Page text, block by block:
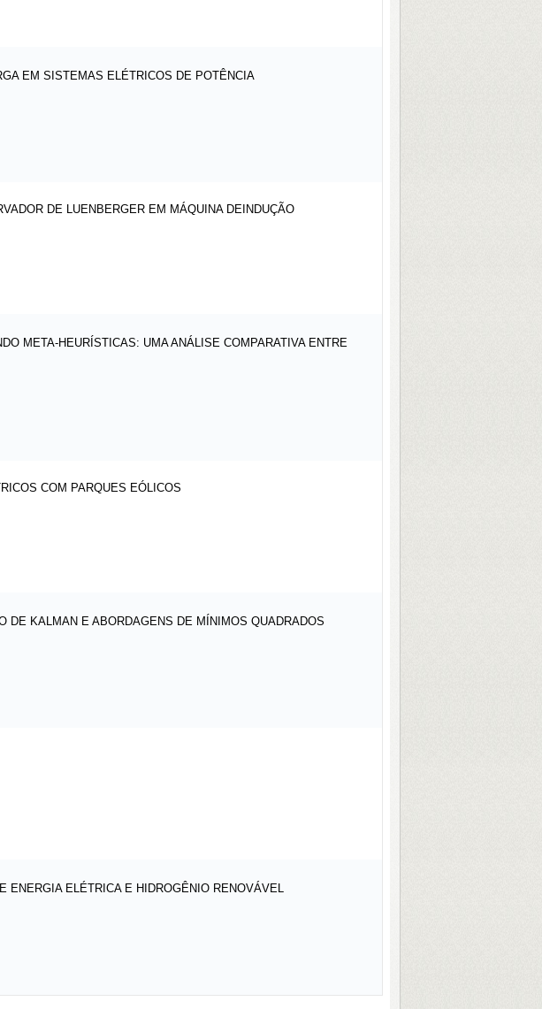
EM SISTEMAS ELÉTRICOS DE POTÊNCIA
DE LUENBERGER EM MÁQUINA DEINDUÇÃO
META-HEURÍSTICAS: UMA ANÁLISE COMPARATIVA ENTRE
COM PARQUES EÓLICOS
DE KALMAN E ABORDAGENS DE MÍNIMOS QUADRADOS
ENERGIA ELÉTRICA E HIDROGÊNIO RENOVÁVEL